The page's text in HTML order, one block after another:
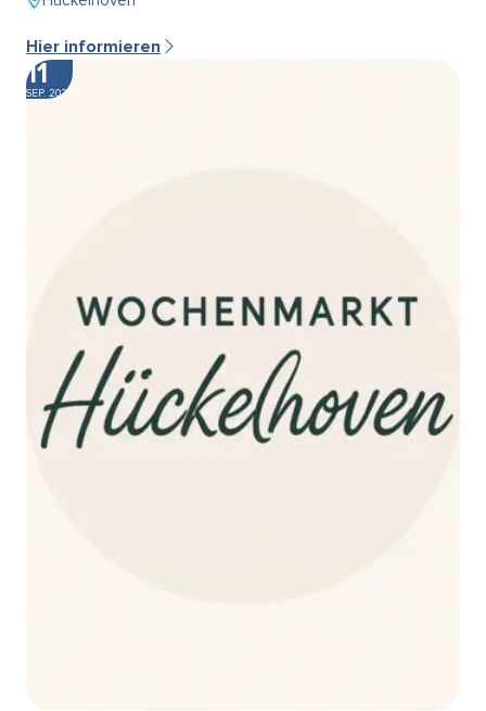
Hier informieren
11
SEP. 2026